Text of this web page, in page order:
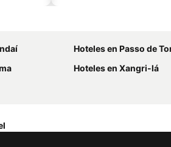
Hoteles en Passo de
Hoteles en Xangri-lá